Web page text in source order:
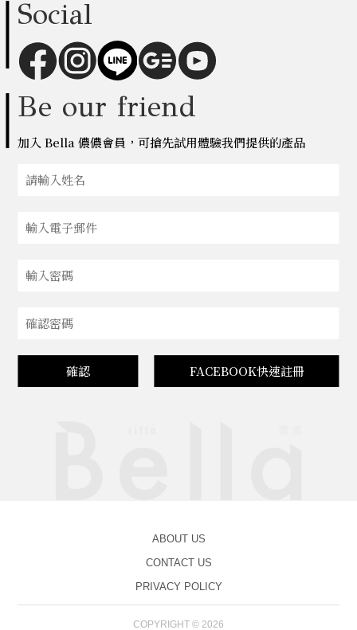
Social
Be our friend
加入 Bella 儂儂會員，可搶先試用體驗我們提供的產品
確認 FACEBOOK快速註冊
ABOUT US
CONTACT US
PRIVACY POLICY
COPYRIGHT © 2026